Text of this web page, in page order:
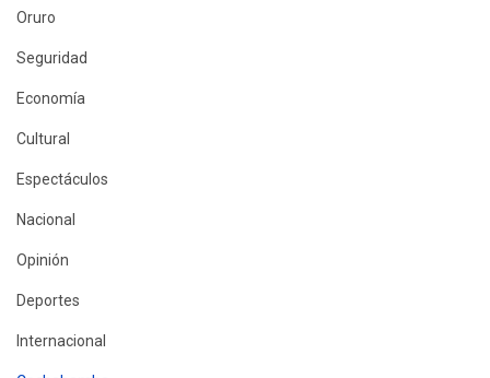
Oruro
Seguridad
Economía
Cultural
Espectáculos
Nacional
Opinión
Deportes
Internacional